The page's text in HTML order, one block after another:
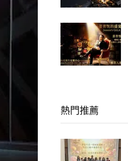
熱門推薦